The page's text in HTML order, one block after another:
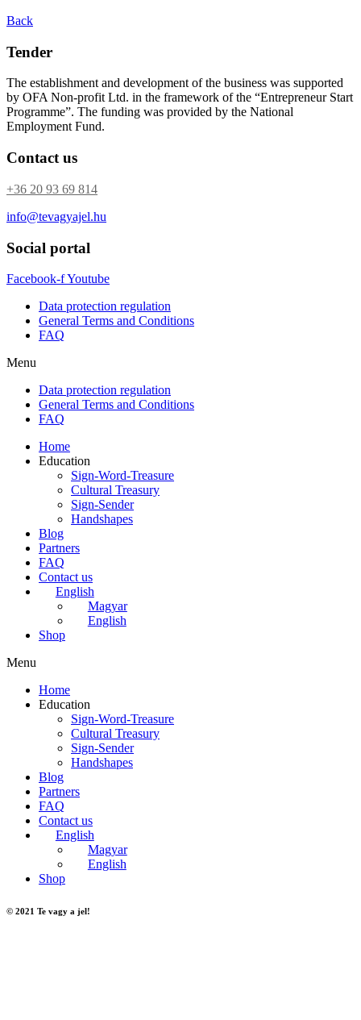
Back
Tender
The establishment and development of the business was supported
by OFA Non-profit Ltd. in the framework of the “Entrepreneur Start
Programme”. The funding was provided by the National
Employment Fund.
Contact us
+36 20 93 69 814
info@tevagyajel.hu
Social portal
Facebook-fYoutube
Data protection regulation
General Terms and Conditions
FAQ
Menu
Data protection regulation
General Terms and Conditions
FAQ
Home
Education
Sign-Word-Treasure
Cultural Treasury
Sign-Sender
Handshapes
Blog
Partners
FAQ
Contact us
English
Magyar
English
Shop
Menu
Home
Education
Sign-Word-Treasure
Cultural Treasury
Sign-Sender
Handshapes
Blog
Partners
FAQ
Contact us
English
Magyar
English
Shop
© 2021 Te vagy a jel!